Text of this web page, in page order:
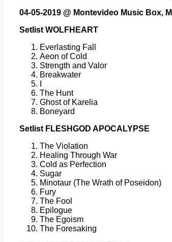
04-05-2019 @ Montevideo Music Box,
Setlist WOLFHEART
Everlasting Fall
Aeon of Cold
Strength and Valor
Breakwater
The Hunt
Ghost of Karelia
Boneyard
Setlist FLESHGOD APOCALYPSE
The Violation
Healing Through War
Cold as Perfection
Sugar
Minotaur (The Wrath of Poseidon)
Fury
The Fool
Epilogue
The Egoism
The Foresaking